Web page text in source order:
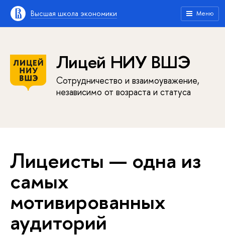
Высшая школа экономики Меню
Лицей НИУ ВШЭ
Сотрудничество и взаимоуважение,
независимо от возраста и статуса
Лицеисты — одна из
самых
мотивированных
аудиторий